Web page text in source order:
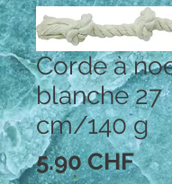
Corde à
blanche 27
cm/140 g
5.90 CHF